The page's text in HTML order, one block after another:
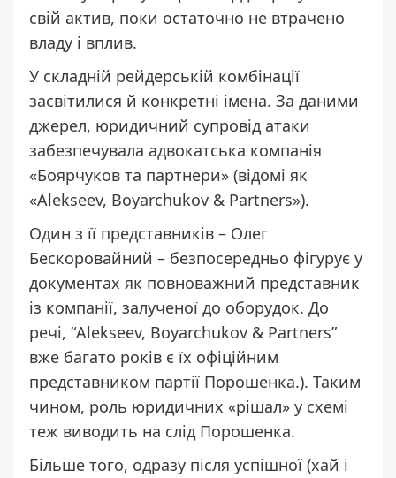
свій актив, поки остаточно не втрачено
владу і вплив.
У складній рейдерській комбінації
засвітилися й конкретні імена. За даними
джерел, юридичний супровід атаки
забезпечувала адвокатська компанія
«Боярчуков та партнери» (відомі як
«Alekseev, Boyarchukov & Partners»).
Один з її представників – Олег
Бескоровайний – безпосередньо фігурує у
документах як повноважний представник
із компанії, залученої до оборудок. До
речі, “Alekseev, Boyarchukov & Partners”
вже багато років є їх офіційним
представником партії Порошенка.). Таким
чином, роль юридичних «рішал» у схемі
теж виводить на слід Порошенка.
Більше того, одразу після успішної (хай і